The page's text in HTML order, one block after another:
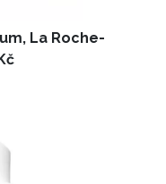
La Roche-